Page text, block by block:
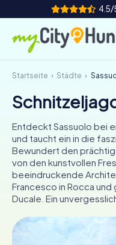
4.5/
So funktioniert's
Städte
Touren
Teamevent
Tickets
INT AT
FR
Startseite Städte
Entdeckt Sassuolo bei
und taucht ein in die
Bewundert den
von den kunstvollen
beeindruckende
Francesco in Rocca
Ducale. Ein